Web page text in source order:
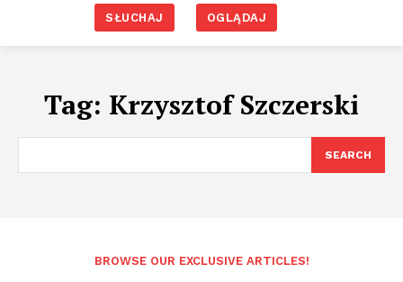
SŁUCHAJ OGLĄDAJ
Tag: Krzysztof Szczerski
SEARCH
BROWSE OUR EXCLUSIVE ARTICLES!